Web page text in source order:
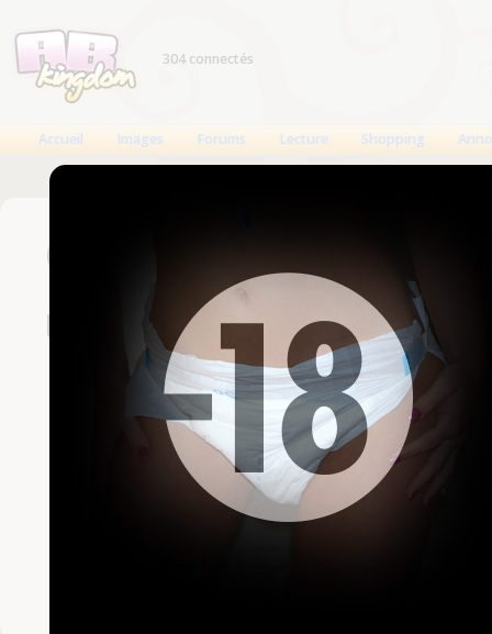
304 connectés
Accueil Images Forums Lecture Shopping
Connexion
Un compte est
Nom d'utilisateur
Mot de passe